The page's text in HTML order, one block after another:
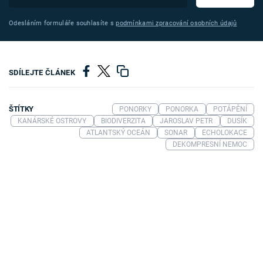
Odesláním formuláře souhlasíte spodmínkami zpracování osobních údajů
SDÍLEJTE ČLÁNEK
ŠTÍTKY PONORKY PONORKA
POTÁPĚNÍ
KANÁRSKÉ OSTROVY
BIODIVERZITA JAROSLAV PETR
DUSÍK
ATLANTSKÝ OCEÁN
SONAR
ECHOLOKACE
DEKOMPRESNÍ NEMOC